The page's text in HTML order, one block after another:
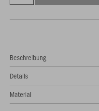
Beschreibung
Details
Material